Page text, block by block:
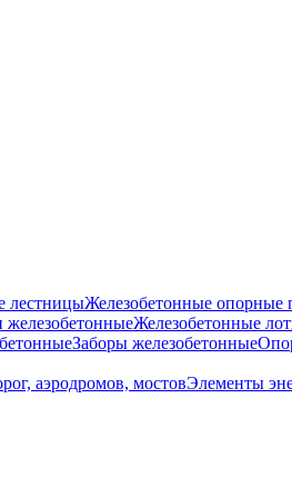
лестницыЖелезобетонные опорные
железобетонныеЖелезобетонные
Заборы железобетонные
аэродромов, мостовЭлементы